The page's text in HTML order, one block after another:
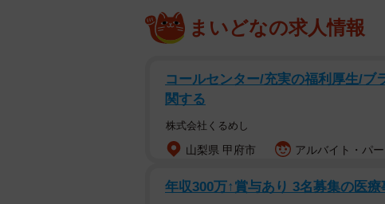
「何を入れようか迷った棚が、まさか“
そんな“猫あるある”な光景を写した一枚
まいどなの求人情報
コールセンター/充実の福利厚生/ブ
関する
株式会社くるめし
山梨県 甲府市 アルバイト・パ
年収300万↑賞与あり 3名募集の医療